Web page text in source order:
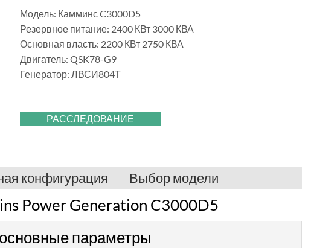
Модель: Камминс C3000D5
Резервное питание: 2400 КВт 3000 КВА
Основная власть: 2200 КВт 2750 КВА
Двигатель: QSK78-G9
Генератор: ЛВСИ804Т
РАССЛЕДОВАНИЕ
конфигурация Выбор модели
Power Generation C3000D5
параметры